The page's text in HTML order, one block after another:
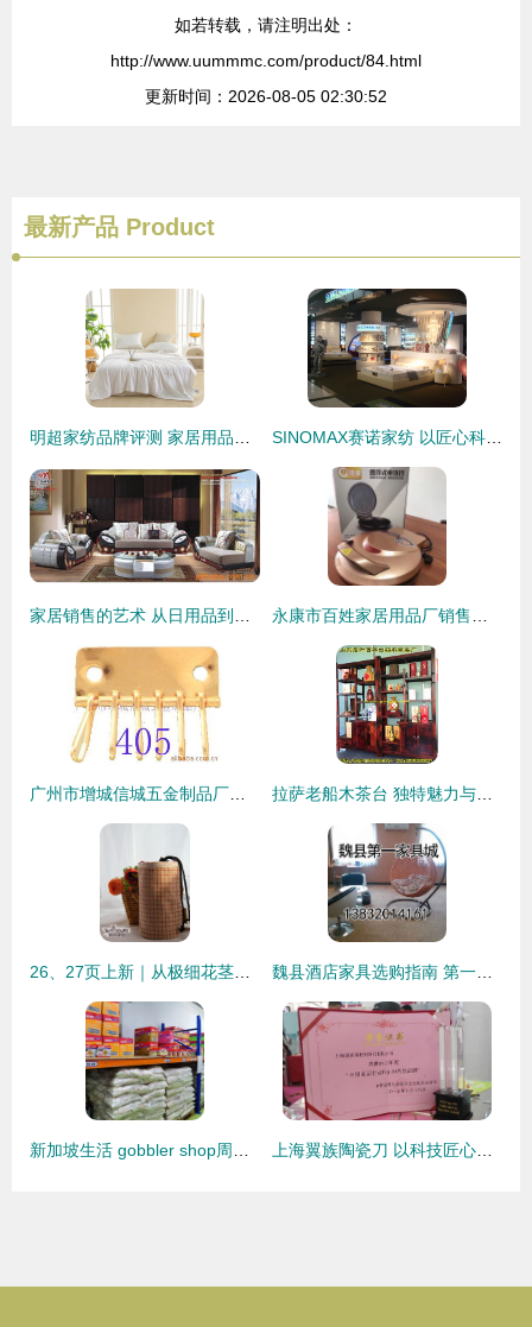
如若转载，请注明出处：
http://www.uummmc.com/product/84.html
更新时间：2026-08-05 02:30:52
最新产品 Product